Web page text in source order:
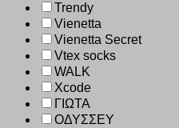
Trendy
Vienetta
Vienetta Secret
Vtex socks
WALK
Xcode
ΓΙΩΤΑ
ΟΔΥΣΣΕΥ